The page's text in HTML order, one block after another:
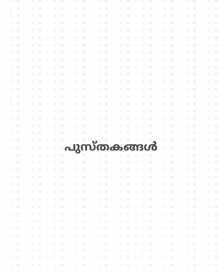
പുസ്‌തകങ്ങള്‍